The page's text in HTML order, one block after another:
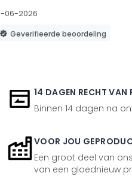
06-2026
Geverifieerde beoordeling
14 DAGEN RECHT VAN
Binnen 14 dagen na
VOOR JOU
Een groot deel van
van een gloednieuw